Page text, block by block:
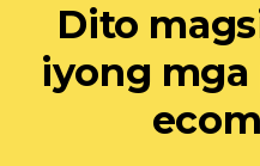
Dito
iyong mga